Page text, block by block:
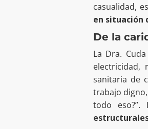
casualidad,
en situación
De la
La Dra.
electricidad,
sanitaria de
trabajo
todo eso?”.